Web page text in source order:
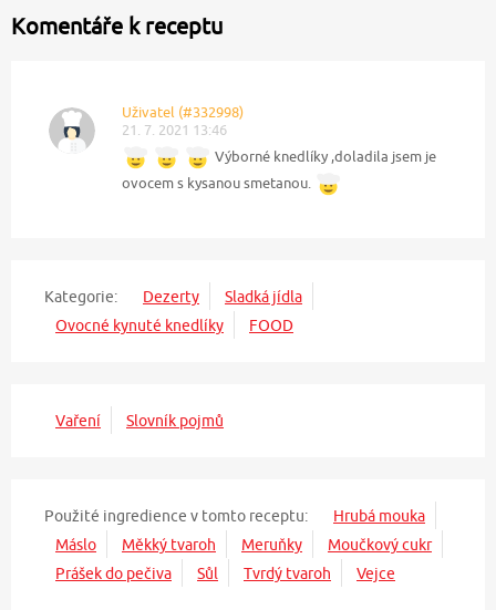
Komentáře k receptu
Uživatel (#332998)
21. 7. 2021 13:46
Výborné knedlíky ,doladila jsem je
ovocem s kysanou smetanou.
Kategorie: Dezerty
Sladká jídla
Ovocné kynuté knedlíky
FOOD
Vaření Slovník pojmů
Použité ingredience v tomto receptu:
Hrubá mouka
Máslo
Měkký tvaroh Meruňky
Moučkový cukr
Prášek do pečiva
Sůl Tvrdý tvaroh Vejce